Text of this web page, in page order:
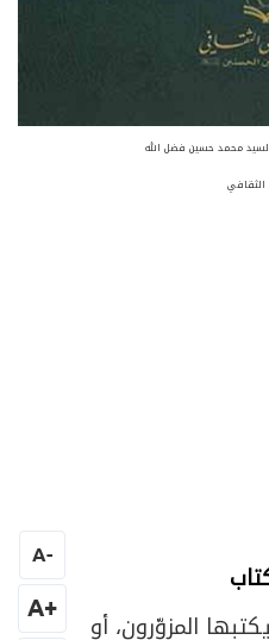
السيد محمد حسين فضل الله
الثقافي
المزوّرون، أو
-
A
+A